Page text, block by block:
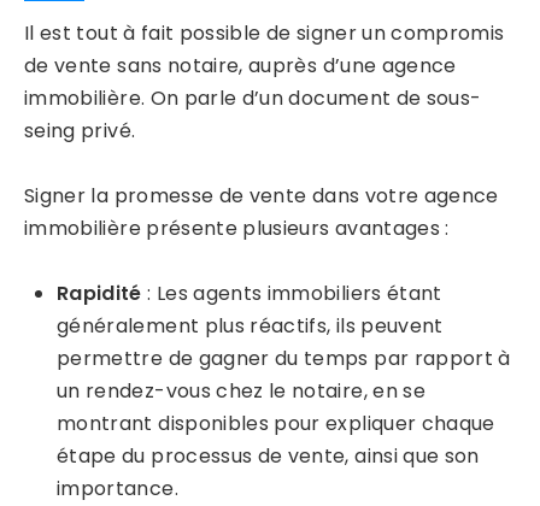
Il est tout à fait possible de signer un compromis
de vente sans notaire, auprès d’une agence
immobilière. On parle d’un document de sous-
seing privé.
Signer la promesse de vente dans votre agence
immobilière présente plusieurs avantages :
Rapidité : Les agents immobiliers étant
généralement plus réactifs, ils peuvent
permettre de gagner du temps par rapport à
un rendez-vous chez le notaire, en se
montrant disponibles pour expliquer chaque
étape du processus de vente, ainsi que son
importance.